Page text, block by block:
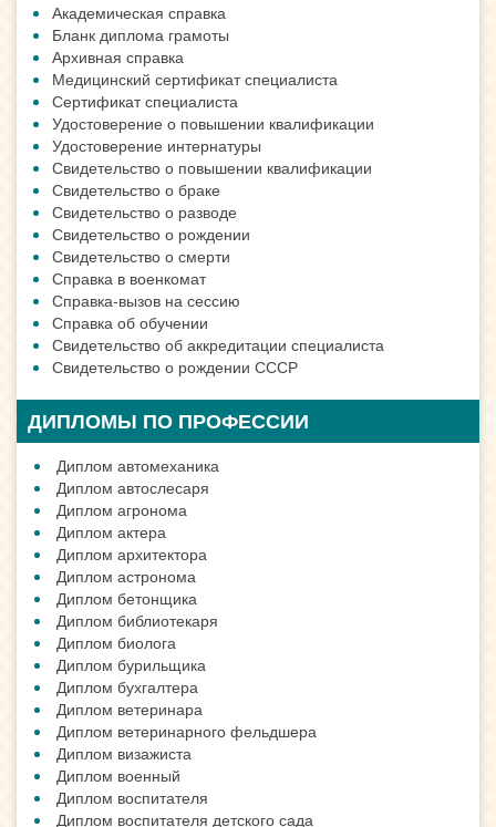
Академическая справка
Бланк диплома грамоты
Архивная справка
Медицинский сертификат специалиста
Сертификат специалиста
Удостоверение о повышении квалификации
Удостоверение интернатуры
Свидетельство о повышении квалификации
Свидетельство о браке
Свидетельство о разводе
Свидетельство о рождении
Свидетельство о смерти
Справка в военкомат
Справка-вызов на сессию
Справка об обучении
Свидетельство об аккредитации специалиста
Свидетельство о рождении СССР
ДИПЛОМЫ ПО ПРОФЕССИИ
Диплом автомеханика
Диплом автослесаря
Диплом агронома
Диплом актера
Диплом архитектора
Диплом астронома
Диплом бетонщика
Диплом библиотекаря
Диплом биолога
Диплом бурильщика
Диплом бухгалтера
Диплом ветеринара
Диплом ветеринарного фельдшера
Диплом визажиста
Диплом военный
Диплом воспитателя
Диплом воспитателя детского сада